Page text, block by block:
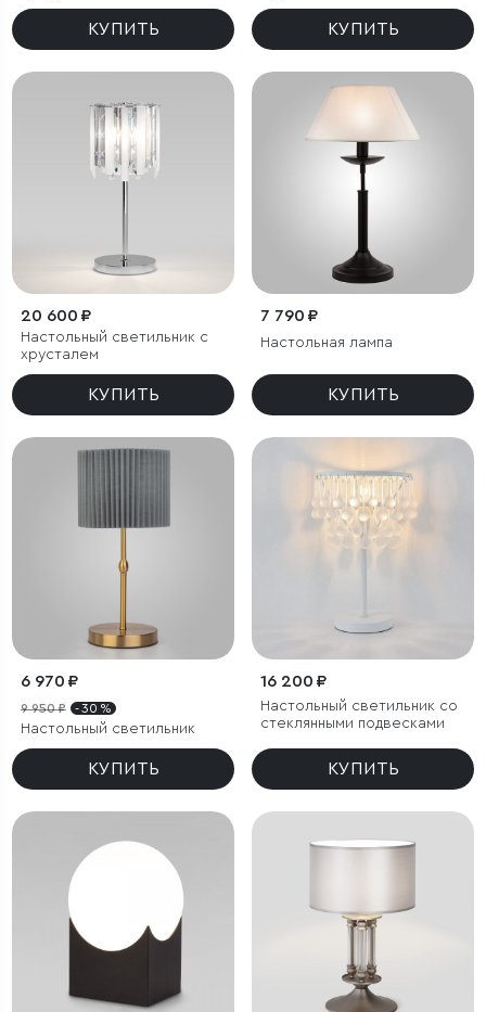
КУПИТЬ КУПИТЬ
20 600 ₽
Настольный светильник с
хрусталем
КУПИТЬ
7 790 ₽
Настольная лампа
КУПИТЬ
6 970 ₽
9 950 ₽ - 30 %
Настольный светильник
КУПИТЬ
16 200 ₽
Настольный светильник со
стеклянными подвесками
КУПИТЬ